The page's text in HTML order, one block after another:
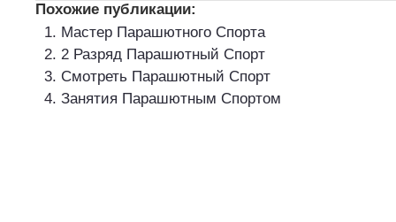
Похожие публикации:
Мастер Парашютного Спорта
2 Разряд Парашютный Спорт
Смотреть Парашютный Спорт
Занятия Парашютным Спортом